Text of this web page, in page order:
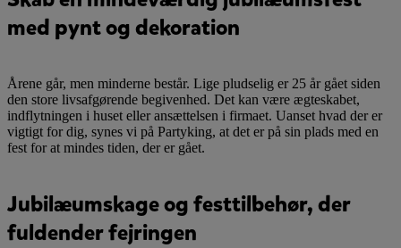
med pynt og dekoration
Årene går, men minderne består. Lige pludselig er 25 år gået siden
den store livsafgørende begivenhed. Det kan være ægteskabet,
indflytningen i huset eller ansættelsen i firmaet. Uanset hvad der er
vigtigt for dig, synes vi på Partyking, at det er på sin plads med en
fest for at mindes tiden, der er gået.
Jubilæumskage og festtilbehør, der
fuldender fejringen